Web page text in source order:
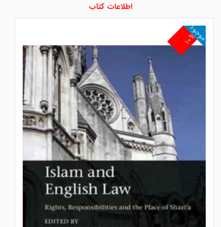
اطلاعات کتاب
۱۰%
موجود